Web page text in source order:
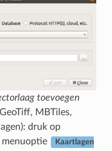
toevoegen
MBTiles,
druk op
menuoptie Kaartlagen